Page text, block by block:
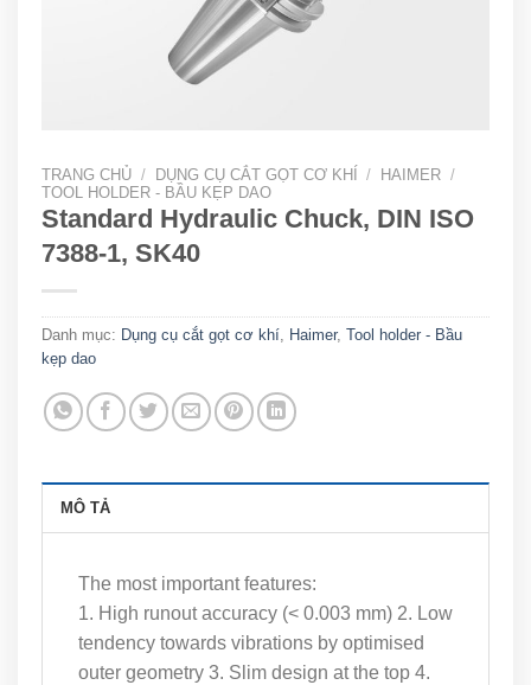
TRANG CHỦ / DỤNG CỤ CẮT GỌT CƠ KHÍ / HAIMER /
TOOL HOLDER - BẦU KẸP DAO
Standard Hydraulic Chuck, DIN ISO
7388-1, SK40
Danh mục: Dụng cụ cắt gọt cơ khí, Haimer, Tool holder - Bầu
kẹp dao
MÔ TẢ
The most important features:
1. High runout accuracy (< 0.003 mm) 2. Low
tendency towards vibrations by optimised
outer geometry 3. Slim design at the top 4.